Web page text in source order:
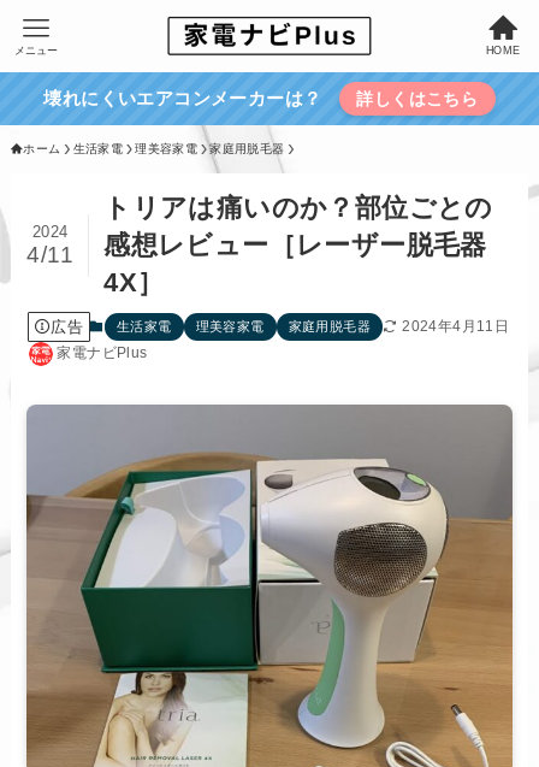
HOME
メニュー
壊れにくいエアコンメーカーは？ 詳しくはこちら
ホーム 生活家電 理美容家電 家庭用脱毛器
トリアは痛いのか？部位ごとの
感想レビュー［レーザー脱毛器
4X］
2024
4/11
広告 生活家電 理美容家電 家庭用脱毛器
2024年4月11日
家電ナビPlus